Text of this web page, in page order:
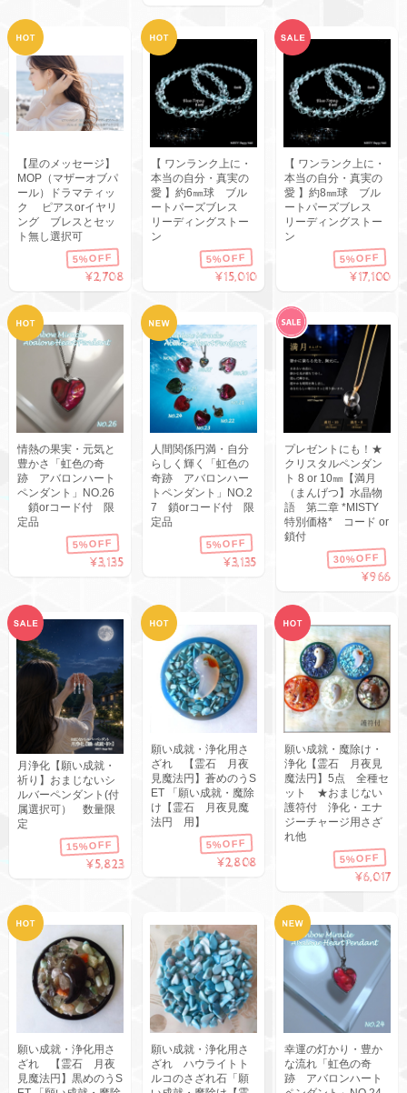
【星のメッセージ】
MOP（マザーオブパ
ール）ドラマティッ
ク ピアスorイヤリ
ング ブレスとセッ
ト無し選択可
5%OFF
¥2,708
【 ワンランク上に・
本当の自分・真実の
愛 】約6㎜球 ブル
ートパーズブレス
リーディングストー
ン
5%OFF
¥15,010
【 ワンランク上に・
本当の自分・真実の
愛 】約8㎜球 ブル
ートパーズブレス
リーディングストー
ン
5%OFF
¥17,100
情熱の果実・元気と
豊かさ「虹色の奇
跡 アバロンハート
ペンダント」NO.26
鎖orコード付 限
定品
5%OFF
¥3,135
人間関係円満・自分
らしく輝く「虹色の
奇跡 アバロンハー
トペンダント」NO.2
7 鎖orコード付 限
定品
5%OFF
¥3,135
プレゼントにも！★
クリスタルペンダン
ト 8 or 10㎜【満月
（まんげつ】水晶物
語 第二章 *MISTY
特別価格* コード or
鎖付
30%OFF
¥966
月浄化【願い成就・
祈り】おまじないシ
ルバーペンダント(付
属選択可） 数量限
定
15%OFF
¥5,823
願い成就・浄化用さ
ざれ 【霊石 月夜
見魔法円】蒼めのうS
ET 「願い成就・魔除
け【霊石 月夜見魔
法円 用】
5%OFF
¥2,808
願い成就・魔除け・
浄化【霊石 月夜見
魔法円】5点 全種セ
ット ★おまじない
護符付 浄化・エナ
ジーチャージ用さざ
れ他
5%OFF
¥6,017
願い成就・浄化用さ
ざれ 【霊石 月夜
見魔法円】黒めのうS
願い成就・浄化用さ
ざれ ハウライトト
ルコのさざれ石「願
幸運の灯かり・豊か
な流れ「虹色の奇
跡 アバロンハート